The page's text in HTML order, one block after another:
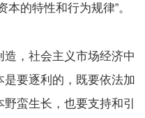
本的特性和行为规律”。
，社会主义市场经济中
要逐利的，既要依法加
蛮生长，也要支持和引